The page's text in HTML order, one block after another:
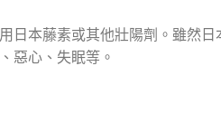
日本藤素或其他壯陽劑。雖然
惡心、失眠等。